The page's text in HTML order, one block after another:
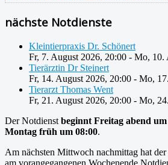
nächste Notdienste
Kleintierpraxis Dr. Schönert
Fr, 7. August 2026, 20:00 - Mo, 10.
Tierärztin Dr Steinert
Fr, 14. August 2026, 20:00 - Mo,
Tierarzt Thomas Went
Fr, 21. August 2026, 20:00 - Mo,
Der Notdienst beginnt Freitag abend
Montag früh um 08:00.
Am nächsten Mittwoch nachmittag hat
am vorangegangenen Wochenende